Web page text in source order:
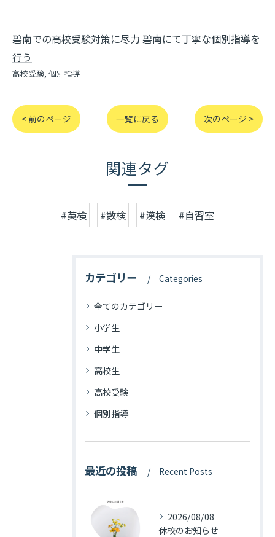
碧南での高校受験対策に尽力 碧南にて丁寧な個別指導を
行う
高校受験 個別指導
< 前のページ 一覧に戻る 次のページ >
関連タグ
#英検 #数検 #漢検 #自習室
カテゴリー Categories
全てのカテゴリー
小学生
中学生
高校生
高校受験
個別指導
最近の投稿 Recent Posts
2026/08/08
休校のお知らせ